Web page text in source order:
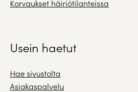
Korvaukset häiriötilanteissa
Usein haetut
Hae sivustolta
Asiakaspalvelu